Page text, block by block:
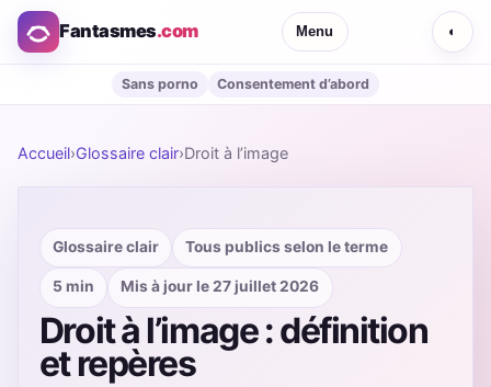
Fantasmes.com Menu ◐
Sans porno Consentement d’abord
Accueil›Glossaire clair›Droit à l’image
Glossaire clair Tous publics selon le terme
5 min Mis à jour le 27 juillet 2026
Droit à l’image : définition
et repères